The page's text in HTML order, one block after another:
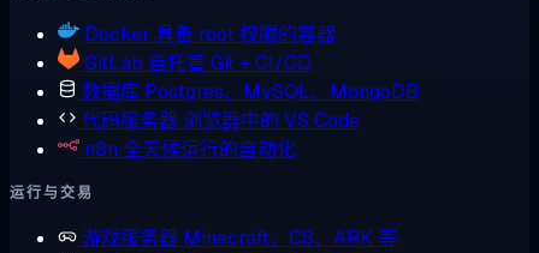
Docker 具备 root 权限的容器
GitLab 自托管 Git + CI/CD
数据库 Postgres、MySQL、MongoDB
代码服务器 浏览器中的 VS Code
n8n 全天候运行的自动化
运行与交易
游戏服务器 Minecraft、CS、ARK 等